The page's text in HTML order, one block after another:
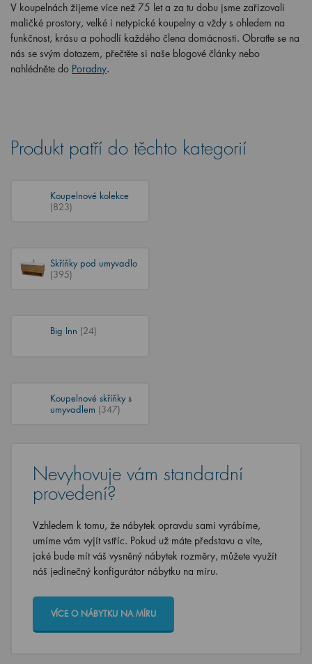
V koupelnách žijeme více než 75 let a za tu dobu jsme zařizovali
maličké prostory, velké i netypické koupelny a vždy s ohledem na
funkčnost, krásu a pohodlí každého člena domácnosti. Obraťte se na
nás se svým dotazem, přečtěte si naše blogové články nebo
nahlédněte do Poradny.
Produkt patří do těchto kategorií
Koupelnové kolekce
(823)
Skříňky pod umyvadlo
(395)
Big Inn (24)
Koupelnové skříňky s
umyvadlem (347)
Nevyhovuje vám standardní
provedení?
Vzhledem k tomu, že nábytek opravdu sami vyrábíme,
umíme vám vyjít vstříc. Pokud už máte představu a víte,
jaké bude mít váš vysněný nábytek rozměry, můžete využít
náš jedinečný konfigurátor nábytku na míru.
VÍCE O NÁBYTKU NA MÍRU